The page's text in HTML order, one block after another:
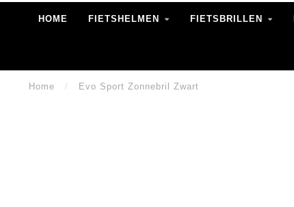
HOME FIETSHELMEN FIETSBRILLEN
Home / Evo Sport Zonnebril Zwart